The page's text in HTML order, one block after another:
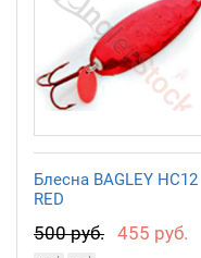
Блесна BAGLEY HC12
RED
500 руб. 455 руб.